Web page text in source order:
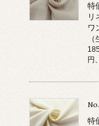
特
リ
ワ
円
No.
特